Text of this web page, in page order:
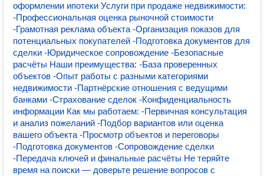
оформлении ипотеки Услуги при продаже недвижимости:
-Профессиональная оценка рыночной стоимости
-Грамотная реклама объекта -Организация показов для
потенциальных покупателей -Подготовка документов для
сделки -Юридическое сопровождение -Безопасные
расчёты Наши преимущества: -База проверенных
объектов -Опыт работы с разными категориями
недвижимости -Партнёрские отношения с ведущими
банками -Страхование сделок -Конфиденциальность
информации Как мы работаем: -Первичная консультация
и анализ пожеланий -Подбор вариантов или оценка
вашего объекта -Просмотр объектов и переговоры
-Подготовка документов -Сопровождение сделки
-Передача ключей и финальные расчёты Не теряйте
время на поиски — доверьте решение вопросов с